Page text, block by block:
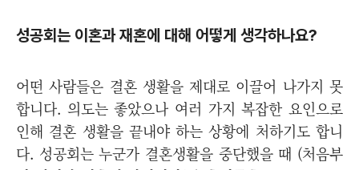
성공회는 이혼과 재혼에 대해 어떻게 생각하나요?
어떤 사람들은 결혼 생활을 제대로 이끌어 나가지 못
합니다. 의도는 좋았으나 여러 가지 복잡한 요인으로
인해 결혼 생활을 끝내야 하는 상황에 처하기도 합니
다. 성공회는 누군가 결혼생활을 중단했을 때 (처음부